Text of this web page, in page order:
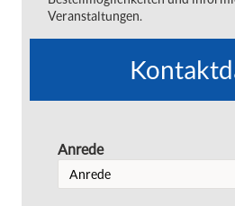
Veranstaltungen.
Anrede